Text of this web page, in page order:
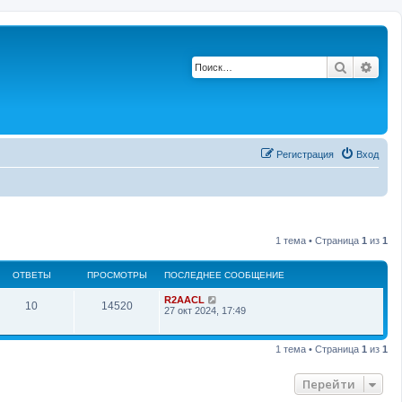
Поиск
Вход
Регистрация
1 тема • Страница 1 из 1
ОТВЕТЫ ПРОСМОТРЫ ПОСЛЕДНЕЕ СООБЩЕНИЕ
10О
14520П
П
о
е
R2AACL
27 окт 2024, 17:49
1 тема • Страница 1 из 1
Перейти